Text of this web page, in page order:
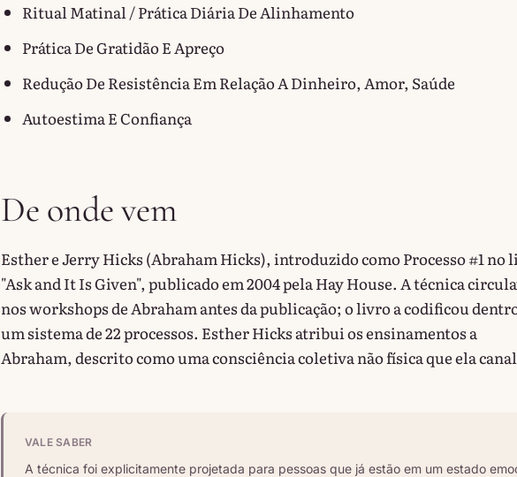
Ritual Matinal / Prática Diária De Alinhamento
Prática De Gratidão E Apreço
Redução De Resistência Em Relação A Dinheiro, Amor, Saúde
Autoestima E Confiança
De onde vem
Esther e Jerry Hicks (Abraham Hicks), introduzido como Processo #1 no
"Ask and It Is Given", publicado em 2004 pela Hay House. A técnica
nos workshops de Abraham antes da publicação; o livro a codificou
um sistema de 22 processos. Esther Hicks atribui os ensinamentos a
Abraham, descrito como uma consciência coletiva não física que ela
VALE SABER
A técnica foi explicitamente projetada para pessoas que já estão em um estado